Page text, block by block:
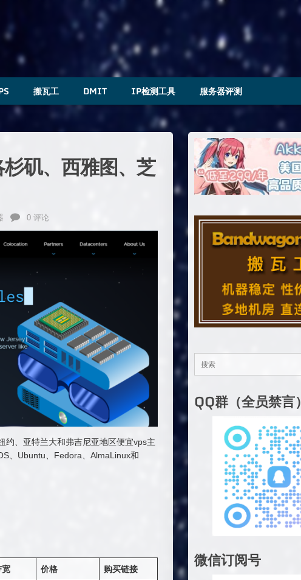
搬瓦工 DMIT IP检测工具 服务器评测
矶、西雅图、芝
0 评论
约、亚特兰大和弗吉尼亚地区便宜vps主
、Ubuntu、Fedora、AlmaLinux和
宽 价格 购买链接
QQ群（全员禁言）
微信订阅号